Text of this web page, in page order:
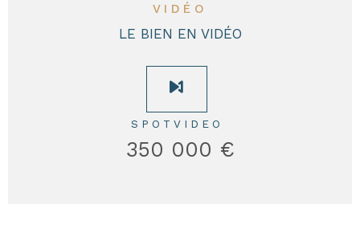
VIDÉO
LE BIEN EN VIDÉO
SPOTVIDEO
350 000 €